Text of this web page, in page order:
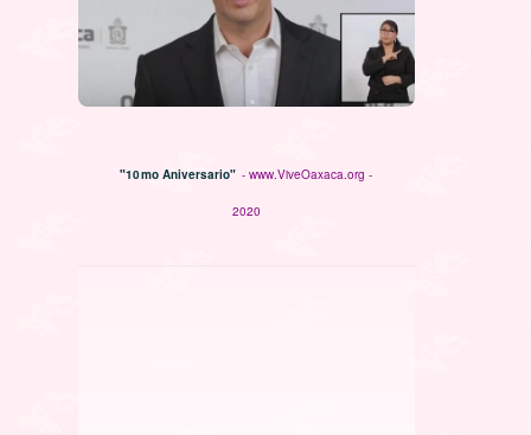
"10mo Aniversario" - www.ViveOaxaca.org -
2020